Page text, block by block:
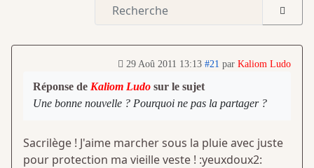
29 Aoû 2011 13:13 #21 par Kaliom Ludo
Réponse de Kaliom Ludo sur le sujet
Une bonne nouvelle ? Pourquoi ne pas la partager ?
Sacrilège ! J'aime marcher sous la pluie avec juste
pour protection ma vieille veste ! :yeuxdoux2: